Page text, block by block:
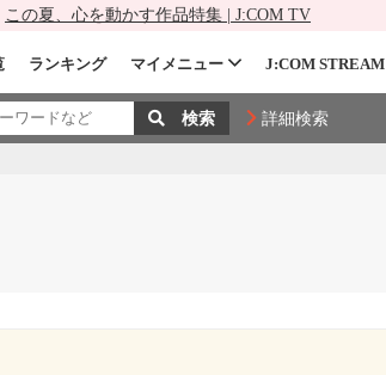
この夏、心を動かす作品特集 | J:COM TV
ランキング マイメニュー J:COM STREAM
詳細検索